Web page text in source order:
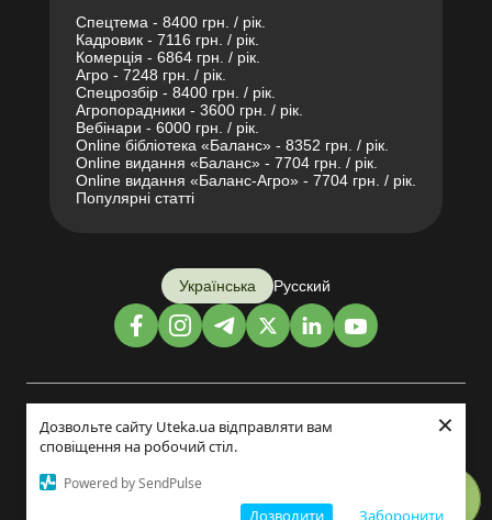
Дозвольте сайту Uteka.ua відправляти вам
сповіщення на робочий стіл.
Powered by SendPulse
Заборонити
Дозволити
×
Спецтема - 8400 грн. / рік.
Кадровик - 7116 грн. / рік.
Комерція - 6864 грн. / рік.
Агро - 7248 грн. / рік.
Спецрозбір - 8400 грн. / рік.
Агропорадники - 3600 грн. / рік.
Вебінари - 6000 грн. / рік.
Online бібліотека «Баланс» - 8352 грн. / рік.
Online видання «Баланс» - 7704 грн. / рік.
Online видання «Баланс-Агро» - 7704 грн. / рік.
Популярні статті
Українська Русский
Дизайн і розробка: